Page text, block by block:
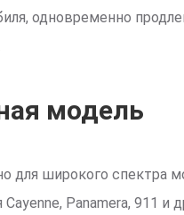
одновременно
модель
для широкого спектра
Panamera, 911 и